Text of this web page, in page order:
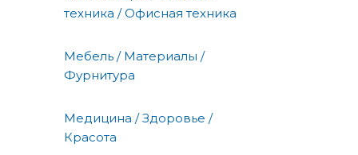
техника / Офисная техника
Мебель / Материалы /
Фурнитура
Медицина / Здоровье /
Красота